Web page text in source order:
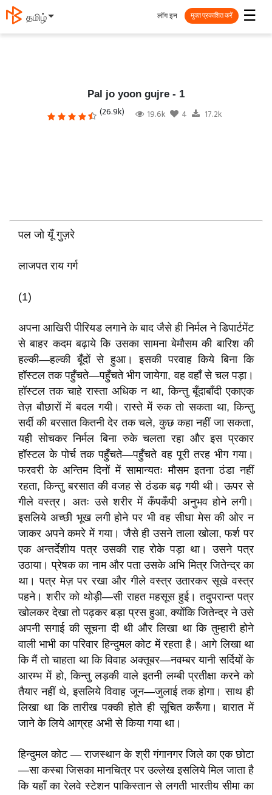
தமிழ் ☰
लॉग इन मुक्त प्रकाशित करें
Pal jo yoon gujre - 1
(26.9k) 19.6k 4 17.2k
पल जो यूँ गुज़रे
लाजपत राय गर्ग
(1)
अपना आखिरी पीरियड लगाने के बाद जैसे ही निर्मल ने डिपार्टमेंट
से बाहर कदम बढ़ाये कि उसका सामना बेमौसम की बारिश की
हल्की—हल्की बूँदों से हुआ। इसकी परवाह किये बिना कि
हॉस्टल तक पहुँचते—पहुँचते भीग जायेगा, वह वहाँ से चल पड़ा।
हॉस्टल तक चाहे रास्ता अधिक न था, किन्तु बूँदाबाँदी एकाएक
तेज़ बौछारों में बदल गयी। रास्ते में रुक तो सकता था, किन्तु
सर्दी की बरसात कितनी देर तक चले, कुछ कहा नहीं जा सकता,
यही सोचकर निर्मल बिना रुके चलता रहा और इस प्रकार
हॉस्टल के पोर्च तक पहुँचते—पहुँचते वह पूरी तरह भीग गया।
फरवरी के अन्तिम दिनों में सामान्यतः मौसम इतना ठंडा नहीं
रहता, किन्तु बरसात की वजह से ठंडक बढ़ गयी थी। ऊपर से
गीले वस्त्र। अतः उसे शरीर में कँपकँपी अनुभव होने लगी।
इसलिये अच्छी भूख लगी होने पर भी वह सीधा मेस की ओर न
जाकर अपने कमरे में गया। जैसे ही उसने ताला खोला, फर्श पर
एक अन्तर्देशीय पत्र उसकी राह रोके पड़ा था। उसने पत्र
उठाया। प्रेषक का नाम और पता उसके अभि मित्र जितेन्द्र का
था। पत्र मेज़ पर रखा और गीले वस्त्र उतारकर सूखे वस्त्र
पहने। शरीर को थोड़ी—सी राहत महसूस हुई। तदुपरान्त पत्र
खोलकर देखा तो पढ़कर बड़ा प्रस हुआ, क्योंकि जितेन्द्र ने उसे
अपनी सगाई की सूचना दी थी और लिखा था कि तुम्हारी होने
वाली भाभी का परिवार हिन्दुमल कोट में रहता है। आगे लिखा था
कि मैं तो चाहता था कि विवाह अक्तूबर—नवम्बर यानी सर्दियों के
आरम्भ में हो, किन्तु लड़की वाले इतनी लम्बी प्रतीक्षा करने को
तैयार नहीं थे, इसलिये विवाह जून—जुलाई तक होगा। साथ ही
लिखा था कि तारीख पक्की होते ही सूचित करूँगा। बारात में
जाने के लिये आग्रह अभी से किया गया था।
हिन्दुमल कोट — राजस्थान के श्री गंगानगर जिले का एक छोटा
—सा कस्बा जिसका मानचित्र पर उल्लेख इसलिये मिल जाता है
कि यहाँ का रेलवे स्टेशन पाकिस्तान से लगती भारतीय सीमा का